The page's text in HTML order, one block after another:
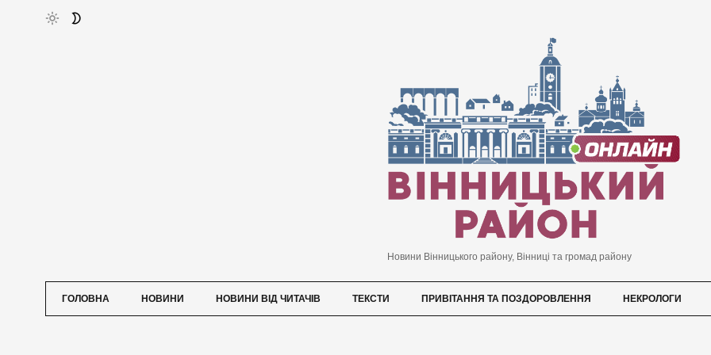
Новини Вінницького району, Вінниці та громад району
ГОЛОВНА НОВИНИ НОВИНИ ВІД ЧИТАЧІВ ТЕКСТИ ПРИВІТАННЯ ТА ПОЗДОРОВЛЕННЯ НЕКРОЛОГИ